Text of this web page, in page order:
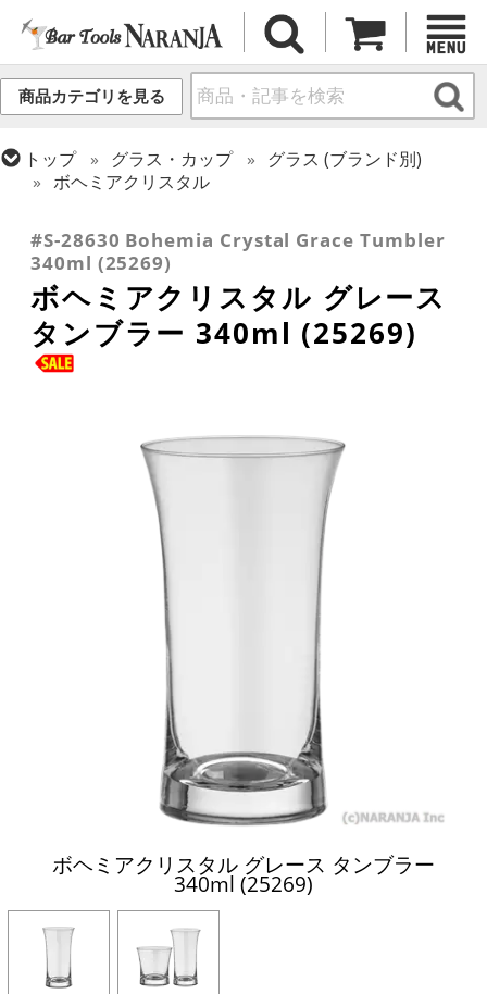
商品カテゴリを見る
トップ グラス・カップ
グラス (ブランド別)
ボヘミアクリスタル
タンブラー
#S-28630 Bohemia Crystal Grace Tumbler
340ml (25269)
ボヘミアクリスタル グレース
タンブラー 340ml (25269)
ボヘミアクリスタル グレース タンブラー
340ml (25269)